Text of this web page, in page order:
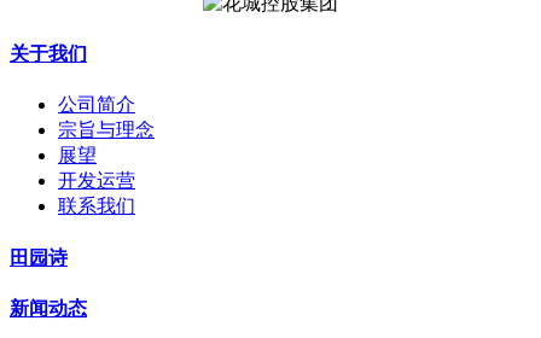
关于我们
公司简介
宗旨与理念
展望
开发运营
联系我们
田园诗
新闻动态